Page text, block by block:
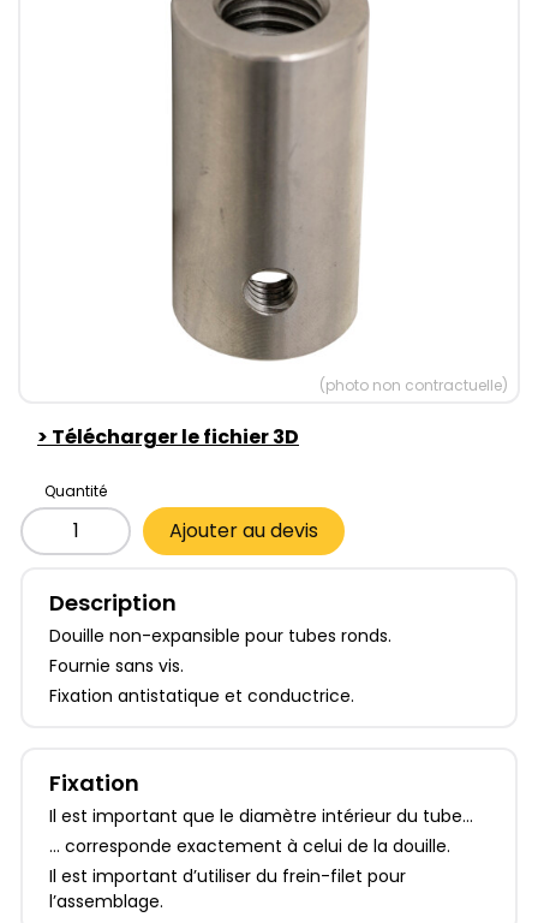
(photo non contractuelle)
> Télécharger le fichier 3D
Quantité
Ajouter au devis
Description
Douille non-expansible pour tubes ronds.
Fournie sans vis.
Fixation antistatique et conductrice.
Fixation
Il est important que le diamètre intérieur du tube...
... corresponde exactement à celui de la douille.
Il est important d’utiliser du frein-filet pour
l’assemblage.